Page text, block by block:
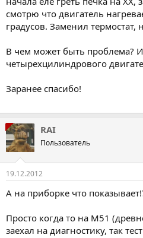
н
н
я
смотрю что двигатель
градусов. Заменил
В чем может быть проблема?
четырехцилиндрового
Заранее спасибо!
RAI
Пользователь
19.12.2012
А на приборке что
Просто когда то на М51
заехал на диагностику, так